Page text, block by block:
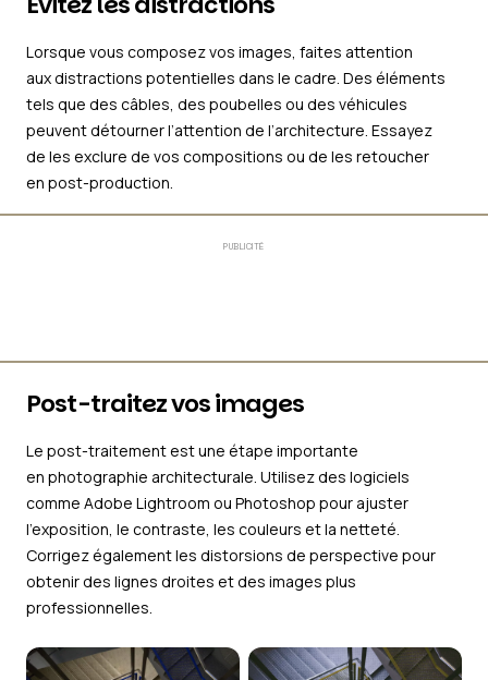
Lorsque vous composez vos images, faites attention
aux distractions potentielles dans le cadre. Des éléments
tels que des câbles, des poubelles ou des véhicules
peuvent détourner l’attention de l’architecture. Essayez
de les exclure de vos compositions ou de les retoucher
en post-production.
PUBLICITÉ
Post-traitez vos images
Le post-traitement est une étape importante
en photographie architecturale. Utilisez des logiciels
comme Adobe Lightroom ou Photoshop pour ajuster
l’exposition, le contraste, les couleurs et la netteté.
Corrigez également les distorsions de perspective pour
obtenir des lignes droites et des images plus
professionnelles.